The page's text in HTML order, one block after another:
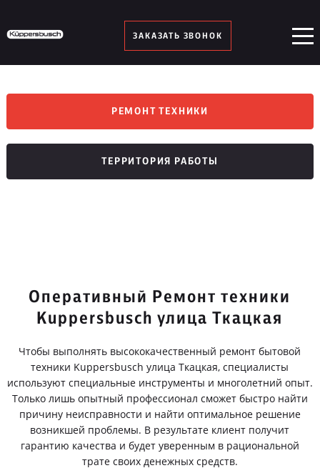
ЗАКАЗАТЬ ЗВОНОК
РЕМОНТ ТЕХНИКИ
ТЕРРИТОРИЯ РАБОТЫ
Оперативный Ремонт техники
Kuppersbusch улица Ткацкая
Чтобы выполнять высококачественный ремонт бытовой
техники Kuppersbusch улица Ткацкая, специалисты
используют специальные инструменты и многолетний опыт.
Только лишь опытный профессионал сможет быстро найти
причину неисправности и найти оптимальное решение
возникшей проблемы. В результате клиент получит
гарантию качества и будет уверенным в рациональной
трате своих денежных средств.